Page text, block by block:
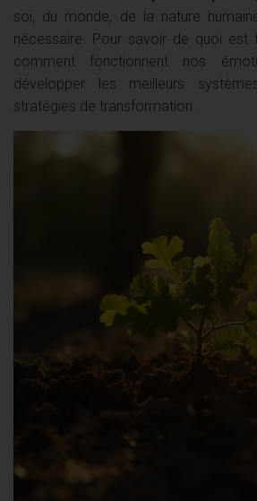
soi, du monde, de la nature
nécessaire. Pour savoir de quoi est
comment fonctionnent nos
développer les meilleurs
stratégies de transformation.